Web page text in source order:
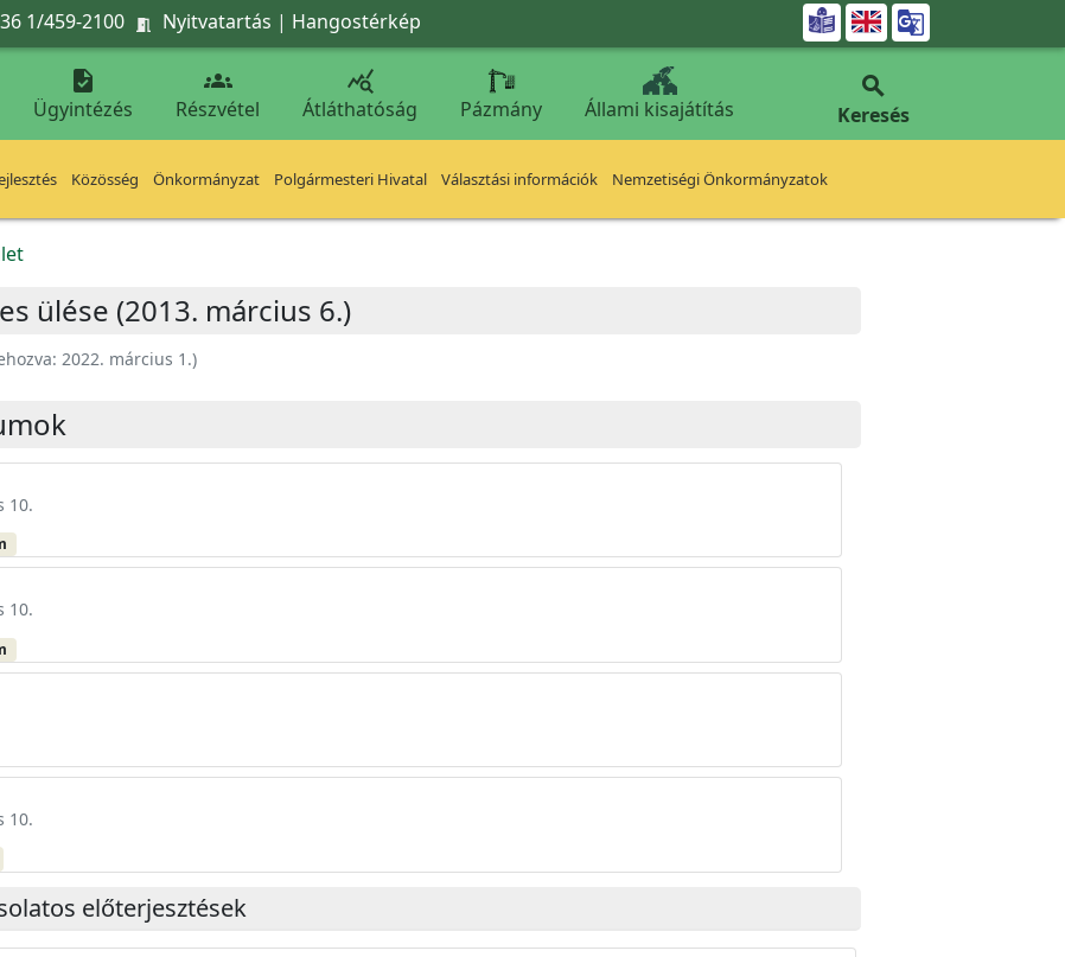
1/459-2100  Nyitvatartás | Hangostérkép 

Ügyintézés

Részvétel

Átláthatóság Pázmány Állami kisajátítás

Keresés
Közösség Önkormányzat Polgármesteri Hivatal Választási információk Nemzetiségi Önkormányzatok
ülése (2013. március 6.)
2022. március 1.)
10.
10.
10.
előterjesztések